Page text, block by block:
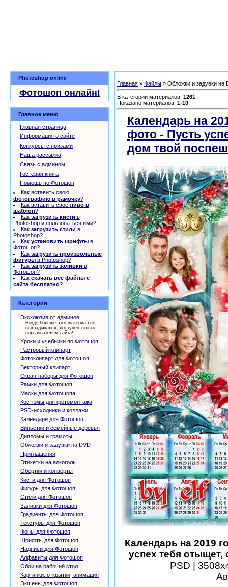
Photoshop online
Фотошоп онлайн!
Главное меню
Главная страница
Информация о сайте
Конкурсы с призами
Наша рассылка
Связь с админом
Гостевая книга
Помощь по Фотошоп
Как вставить свою
фотографию в рамочку?
Как вставить своё лицо в
шаблон?
Как загрузить кисти в
Photoshop и пользоваться ими?
Как загрузить стили в
Photoshop?
Как установить шрифтыв
Фотошоп?
Как загрузить произвольные
фигуры в Photoshop?
Как загрузить заливки в
Фотошоп?
Как скачать все файлы с
сайта бесплатно?
Категории
Эксклюзив от админов!
Нигде больше этот материал не
выкладывался, доступен только
пользователям сайта!
Уроки и учебники по Фотошоп
Растровый клипарт
Фотоклипарт для Фотошоп
Векторный клипарт
Скрап-наборы для Фотошоп
Рамки для Фотошоп
Маски для Фотошопа
Костюмы для фотомонтажа
PSD-исходники и коллажи
Календари для Фотошоп
Виньетки и семейные деревья
Дипломы и грамоты
Обложки и задувки на DVD
Приглашения
Этикетки на алкоголь
Обёртки и конверты
Кисти для Фотошоп
Фигуры для Фотошоп
Стили для Фотошоп
Заливки для Фотошоп
Градиенты для Фотошоп
Текстуры для Фотошоп
Фоны для Фотошоп
Шрифты для Фотошоп
Надписи для Фотошоп
Алфавиты для Фотошоп
Обои на рабочий стол
Картинки, открытки, анимация
Экшены для Фотошоп
Главная » Файлы » Обложки и задувки на
В категории материалов: 1261
Показано материалов: 1-10
Календарь на
фото - Пусть
дом твой
Календарь на 2019
успех тебя отыщет,
PSD |